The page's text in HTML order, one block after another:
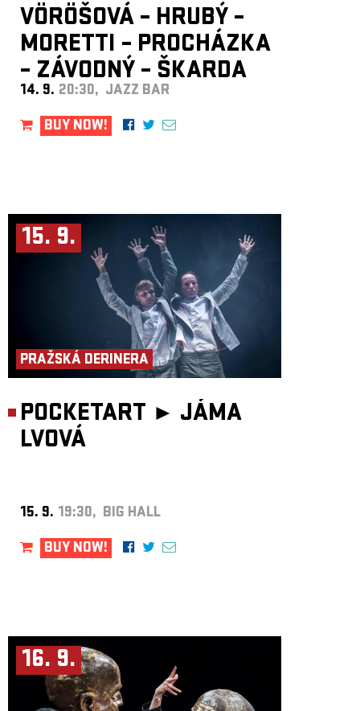
VÖRÖŠOVÁ – HRUBÝ –
MORETTI – PROCHÁZKA
– ZÁVODNÝ – ŠKARDA
14. 9. 20:30, JAZZ BAR
BUY NOW!
15. 9.
PRAŽSKÁ DERINERA
POCKETART ► JÁMA
LVOVÁ
15. 9. 19:30, BIG HALL
BUY NOW!
16. 9.